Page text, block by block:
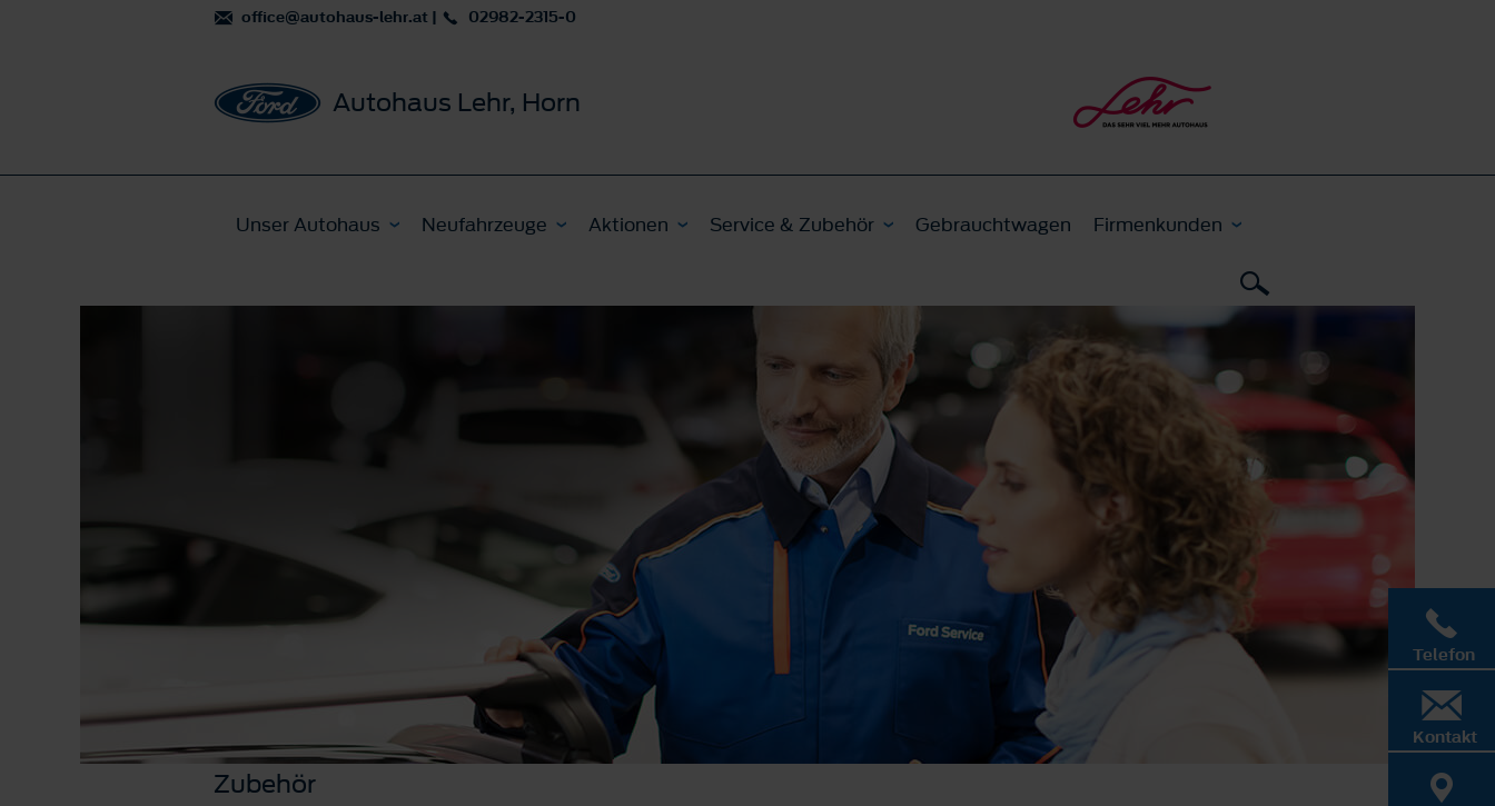
office@autohaus-lehr.at | 02982-2315-0
Autohaus Lehr, Horn
Unser Autohaus Neufahrzeuge Aktionen Service & Zubehör Gebrauchtwagen Firmenkunden
Zubehör
Telefon
Kontakt